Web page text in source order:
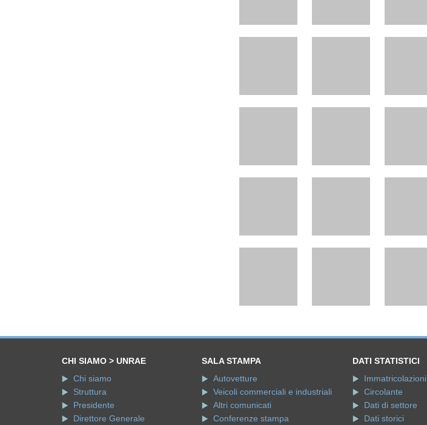
CHI SIAMO > UNRAE
Chi siamo
Struttura
Presidente
Direttore Generale
SALA STAMPA
Autovetture
Veicoli commerciali e industriali
Altri comunicati
Conferenze stampa
DATI STATISTICI
Immatricolazioni
Circolante
Dati di settore
Dati storici